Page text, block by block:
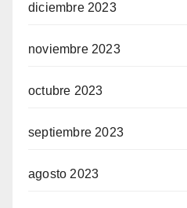
diciembre 2023
noviembre 2023
octubre 2023
septiembre 2023
agosto 2023